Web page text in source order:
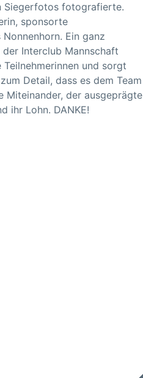
Siegerfotos fotografierte.
sponsorte
Ein ganz
Interclub Mannschaft
und sorgt
Detail, dass es dem Team
Miteinander, der ausgeprägte
ihr Lohn. DANKE!